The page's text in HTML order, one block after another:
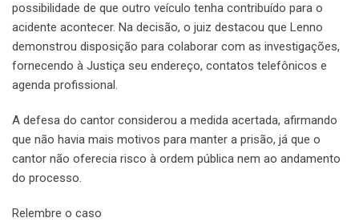
possibilidade de que outro veículo tenha contribuído para o
acidente acontecer. Na decisão, o juiz destacou que Lenno
demonstrou disposição para colaborar com as investigações,
fornecendo à Justiça seu endereço, contatos telefônicos e
agenda profissional.
A defesa do cantor considerou a medida acertada, afirmando
que não havia mais motivos para manter a prisão, já que o
cantor não oferecia risco à ordem pública nem ao andamento
do processo.
Relembre o caso